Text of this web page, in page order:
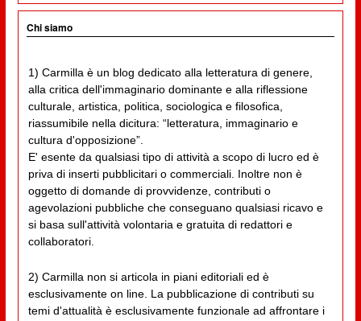
Chi siamo
1) Carmilla è un blog dedicato alla letteratura di genere,
alla critica dell'immaginario dominante e alla riflessione
culturale, artistica, politica, sociologica e filosofica,
riassumibile nella dicitura: “letteratura, immaginario e
cultura d'opposizione”.
E' esente da qualsiasi tipo di attività a scopo di lucro ed è
priva di inserti pubblicitari o commerciali. Inoltre non è
oggetto di domande di provvidenze, contributi o
agevolazioni pubbliche che conseguano qualsiasi ricavo e
si basa sull'attività volontaria e gratuita di redattori e
collaboratori.
2) Carmilla non si articola in piani editoriali ed è
esclusivamente on line. La pubblicazione di contributi su
temi d'attualità è esclusivamente funzionale ad affrontare i